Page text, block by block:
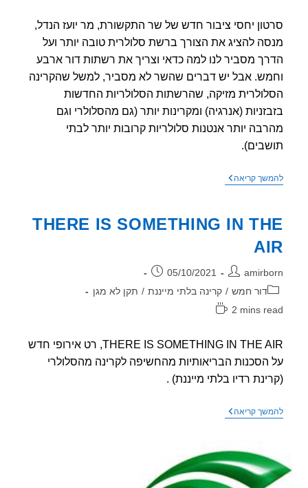
יחסי ציבור חדש של שר התקשורת, מר יועז הנדל,
להציג את הצורך ברשת סלולרית טובה יותר ועל
מסביר לנו למה כדאי וצריך את רשתות דור ארבע
אבל יש דברים שהשר לא מסביר, למשל שהקרינה
מזיקה, שהרשתות הסלולריות החדשות
(אנרגיה) ומקרינות יותר (גם מהסלולרי וגם
יותר אנטנות סלולריות קרובות יותר לבתי
קריאהשר
ברשת
סלולרית
חדשה
(בזבזנית
ומקרינה)
THERE IS SOMETHING IN
פורסם:
05/10/2021
דור חמש / קרינה בלתי מייננת / תקן לא מגן
2 mins
THERE IS SOMETHING IN THE AIR, רט אירופי חדש
הבריאותיות מהחשיפה לקרינה מהסלולרי
רדיו בלתי מייננת) .
קריאהTHERE
THE
AIR